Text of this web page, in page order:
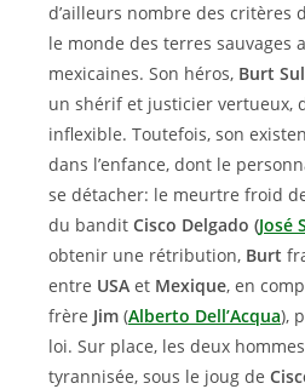
d’ailleurs nombre des critères
le monde des terres sauvages
mexicaines. Son héros, Burt
un shérif et justicier vertueux,
inflexible. Toutefois, son
dans l’enfance, dont le
se détacher: le meurtre froid
du bandit Cisco Delgado (José
obtenir une rétribution, Burt
entre USA et Mexique, en
frère Jim (Alberto Dell’Acqua),
loi. Sur place, les deux
tyrannisée, sous le joug de